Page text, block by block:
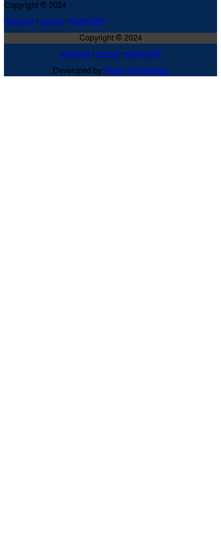
Copyright © 2024
আমাদের কথা! যোগাযোগ ! প্রাইভেসি পলিসি
Copyright © 2024
আমাদের কথা! যোগাযোগ ! প্রাইভেসি পলিসি
Developed by: Flash Technology